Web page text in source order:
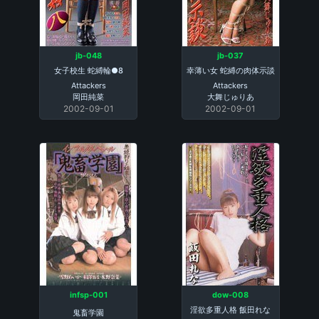
jb-048
女子校生 蛇縛輪●8
Attackers
岡田純菜
2002-09-01
jb-037
幸薄い女 蛇縛の肉体示談
Attackers
大舞じゅりあ
2002-09-01
infsp-001
鬼畜学園
dow-008
淫欲多重人格 飯田れな